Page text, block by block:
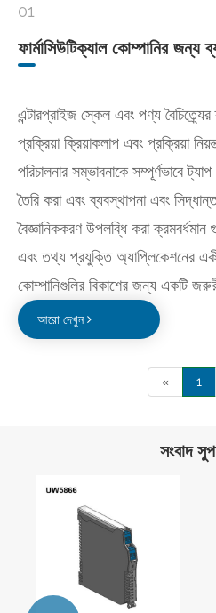
01
ফার্মাসিউটিক্যাল কোম্পানির জন্য
এন্টারপ্রাইজ স্কেল এবং পণ্য
প্রক্রিয়া ক্রিয়াকলাপ এবং প্রক্রিয়া
পরিচালনার সম্ভাবনাকে সম্পূর্ণভাবে
তৈরি করা এবং ব্যবস্থাপনা এবং
বৈজ্ঞানিককরণ উপলব্ধি করা
এবং তথ্য প্রযুক্তি অ্যাপ্লিকেশনের
কোম্পানিগুলির বিকাশের জন্য একটি
আরো দেখুন
« 1
সংবাদ